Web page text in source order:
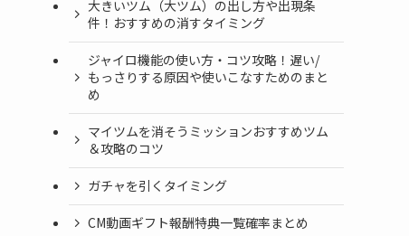
大きいツム（大ツム）の出し方や出現条
件！おすすめの消すタイミング
ジャイロ機能の使い方・コツ攻略！遅い/
もっさりする原因や使いこなすためのまと
め
マイツムを消そうミッションおすすめツム
＆攻略のコツ
ガチャを引くタイミング
CM動画ギフト報酬特典一覧確率まとめ